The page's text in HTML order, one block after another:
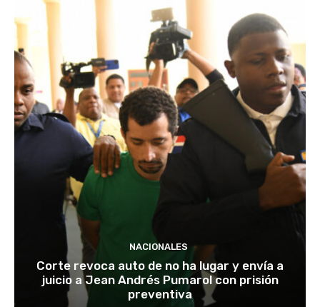
NACIONALES
Corte revoca auto de no ha lugar y envía a
juicio a Jean Andrés Pumarol con prisión
preventiva